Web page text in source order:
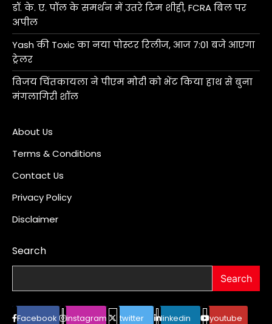
डॉ. के. ए. पॉल के समर्थन में उतरे टिम शीही, FCRA बिल पर
अपील
Yash की Toxic का नया पोस्टर रिलीज, आज 7:01 बजे आएगा
ट्रेलर
विजय चिंतकायला ने पीएम मोदी को भेंट किया हाथ से बुना
मंगलागिरी शॉल
About Us
Terms & Conditions
Contact Us
Privacy Policy
Disclaimer
Search
Search
Facebook instagram twitter linkedin youtube